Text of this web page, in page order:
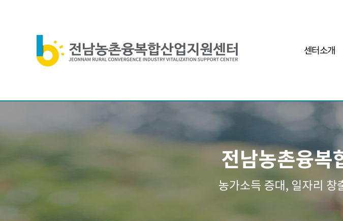
센터소개
목표 및 기본방향
관련기관